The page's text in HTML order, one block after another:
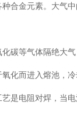
合金元素。大气
等气体隔绝大气
化而进入熔池，冷
电阻对焊，当